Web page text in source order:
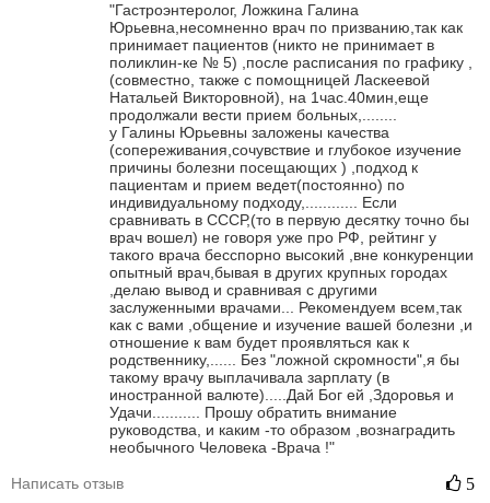
"Гастроэнтеролог, Ложкина Галина
Юрьевна,несомненно врач по призванию,так как
принимает пациентов (никто не принимает в
поликлин-ке № 5) ,после расписания по графику ,
(совместно, также с помощницей Ласкеевой
Натальей Викторовной), на 1час.40мин,еще
продолжали вести прием больных,........
у Галины Юрьевны заложены качества
(сопереживания,сочувствие и глубокое изучение
причины болезни посещающих ) ,подход к
пациентам и прием ведет(постоянно) по
индивидуальному подходу,............ Если
сравнивать в СССР,(то в первую десятку точно бы
врач вошел) не говоря уже про РФ, рейтинг у
такого врача бесспорно высокий ,вне конкуренции
опытный врач,бывая в других крупных городах
,делаю вывод и сравнивая с другими
заслуженными врачами... Рекомендуем всем,так
как с вами ,общение и изучение вашей болезни ,и
отношение к вам будет проявляться как к
родственнику,...... Без "ложной скромности",я бы
такому врачу выплачивала зарплату (в
иностранной валюте).....Дай Бог ей ,Здоровья и
Удачи........... Прошу обратить внимание
руководства, и каким -то образом ,вознаградить
необычного Человека -Врача !"
Написать отзыв 5